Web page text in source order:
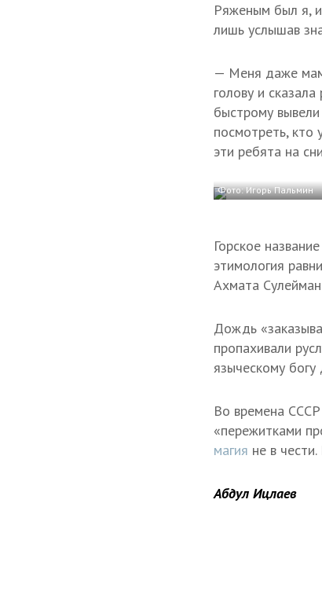
Ряженым был я,
лишь услышав
— Меня даже
голову и
быстрому
посмотреть, кто
эти ребята на
Фото: Игорь Пальмин
Горское
этимология
Ахмата
Дождь
пропахивали
языческому
Во времена
«пережитками
магия не в
Абдул Ицлаев